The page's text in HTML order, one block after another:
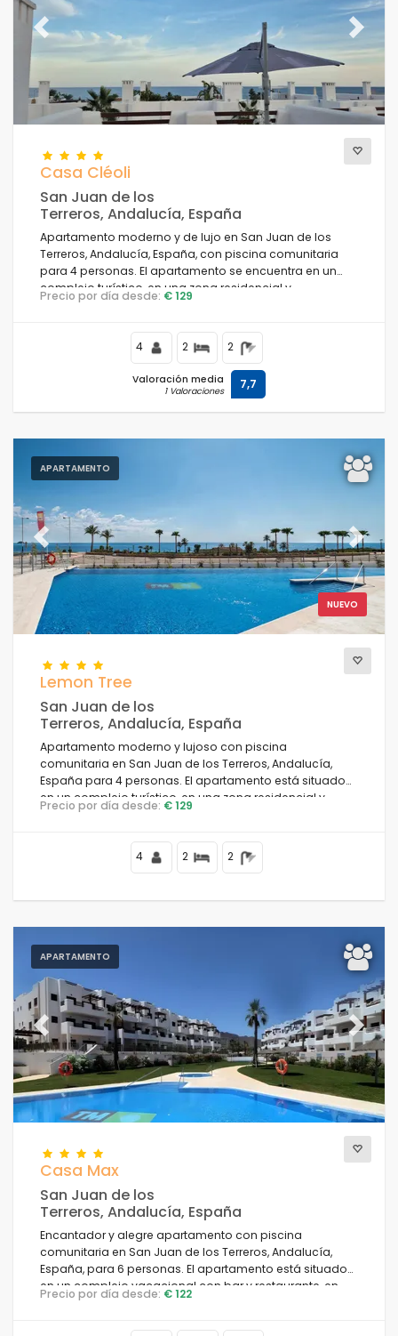
Previous Next
Casa Cléoli
San Juan de los
Terreros, Andalucía, España
Apartamento moderno y de lujo en San Juan de los
Terreros, Andalucía, España, con piscina comunitaria
para 4 personas. El apartamento se encuentra en un
complejo turístico, en una zona residencial y
montañosa cerca de la playa, a poca distancia de
Precio por día desde: € 129
4 2 2
Valoración media
1 Valoraciones 7,7
APARTAMENTO
NUEVO
Previous Next
Lemon Tree
San Juan de los
Terreros, Andalucía, España
Apartamento moderno y lujoso con piscina
comunitaria en San Juan de los Terreros, Andalucía,
España para 4 personas. El apartamento está situado
en un complejo turístico, en una zona residencial y
montañosa, cerca de supermercados y a 100 m de la
Precio por día desde: € 129
4 2 2
APARTAMENTO
Previous Next
Casa Max
San Juan de los
Terreros, Andalucía, España
Encantador y alegre apartamento con piscina
comunitaria en San Juan de los Terreros, Andalucía,
España, para 6 personas. El apartamento está situado
en un complejo vacacional con bar y restaurante, en
una zona costera y montañosa, cerca de
Precio por día desde: € 122